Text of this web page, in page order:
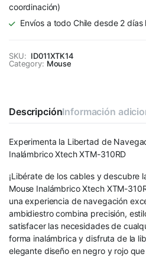
coordinación)
Envíos a todo Chile desde 2 días
SKU: ID011XTK14
Category: Mouse
DescripciónInformación
Experimenta la Libertad de
Inalámbrico Xtech XTM-310RD
¡Libérate de los cables y descubre
Mouse Inalámbrico Xtech XTM-
una experiencia de navegación
ambidiestro combina precisión,
satisfacer las necesidades de
forma inalámbrica y disfruta de la
elegante diseño en negro y rojo